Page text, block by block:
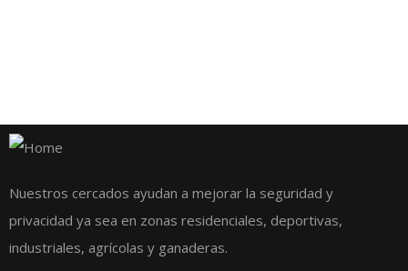
El poste de tipo cremallera es
compatible con una amplia
Nuestros cercados ayudan a mejorar la seguridad y
privacidad ya sea en zonas residenciales, deportivas,
industriales, agrícolas y ganaderas.